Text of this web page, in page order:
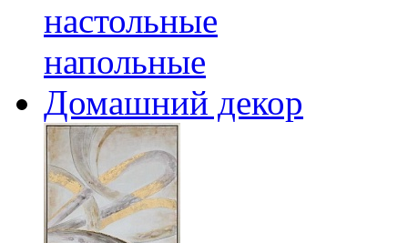
настольные
напольные
Домашний декор